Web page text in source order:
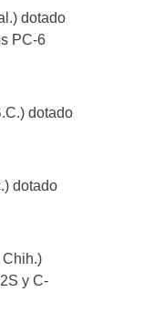
dotado
PC-6
dotado
dotado
Chih.)
y C-